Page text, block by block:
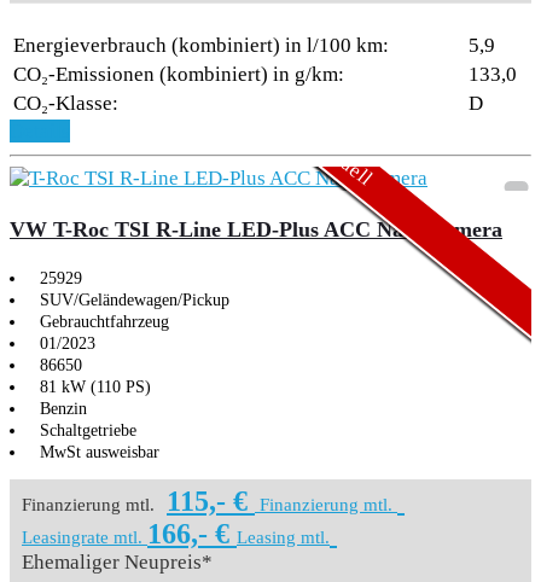
Energieverbrauch (kombiniert) in l/100 km:
5,9
CO₂-Emissionen (kombiniert) in g/km:
133,0
CO₂-Klasse:
D
Aktionsmodell
VW T-Roc TSI R-Line LED-Plus ACC Navi Kamera
25929
SUV/Geländewagen/Pickup
Gebrauchtfahrzeug
01/2023
86650
81 kW (110 PS)
Benzin
Schaltgetriebe
MwSt ausweisbar
Finanzierung mtl. 115,- €
Finanzierung mtl.
Leasingrate mtl. 166,- € Leasing mtl.
Ehemaliger Neupreis*
Aktionsmodell